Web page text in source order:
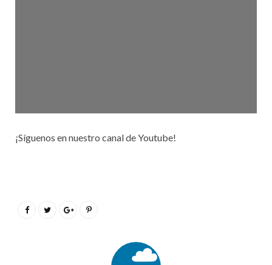
¡Síguenos en nuestro canal de Youtube!